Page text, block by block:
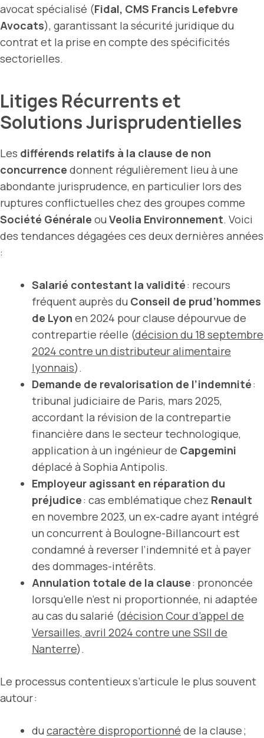
avocat spécialisé (Fidal, CMS Francis Lefebvre
Avocats), garantissant la sécurité juridique du
contrat et la prise en compte des spécificités
sectorielles.
Litiges Récurrents et
Solutions Jurisprudentielles
Les différends relatifs à la clause de non
concurrence donnent régulièrement lieu à une
abondante jurisprudence, en particulier lors des
ruptures conflictuelles chez des groupes comme
Société Générale ou Veolia Environnement. Voici
des tendances dégagées ces deux dernières années
:
Salarié contestant la validité: recours
fréquent auprès du Conseil de prud’hommes
de Lyon en 2024 pour clause dépourvue de
contrepartie réelle (décision du 18 septembre
2024 contre un distributeur alimentaire
lyonnais).
Demande de revalorisation de l’indemnité:
tribunal judiciaire de Paris, mars 2025,
accordant la révision de la contrepartie
financière dans le secteur technologique,
application à un ingénieur de Capgemini
déplacé à Sophia Antipolis.
Employeur agissant en réparation du
préjudice: cas emblématique chez Renault
en novembre 2023, un ex-cadre ayant intégré
un concurrent à Boulogne-Billancourt est
condamné à reverser l’indemnité et à payer
des dommages-intérêts.
Annulation totale de la clause: prononcée
lorsqu’elle n’est ni proportionnée, ni adaptée
au cas du salarié (décision Cour d’appel de
Versailles, avril 2024 contre une SSII de
Nanterre).
Le processus contentieux s’articule le plus souvent
autour :
du caractère disproportionné de la clause ;